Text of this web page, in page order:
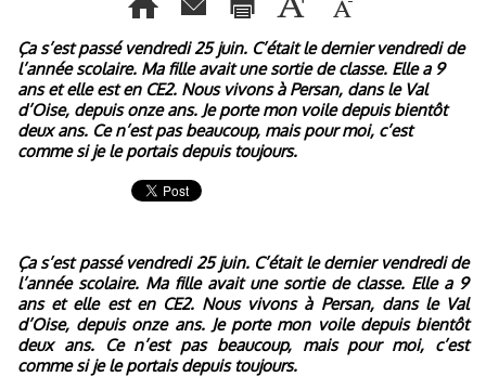
Ça s’est passé vendredi 25 juin. C’était le dernier vendredi de
l’année scolaire. Ma fille avait une sortie de classe. Elle a 9
ans et elle est en CE2. Nous vivons à Persan, dans le Val
d’Oise, depuis onze ans. Je porte mon voile depuis bientôt
deux ans. Ce n’est pas beaucoup, mais pour moi, c’est
comme si je le portais depuis toujours.
Ça s’est passé vendredi 25 juin. C’était le dernier vendredi de
l’année scolaire. Ma fille avait une sortie de classe. Elle a 9
ans et elle est en CE2. Nous vivons à Persan, dans le Val
d’Oise, depuis onze ans. Je porte mon voile depuis bientôt
deux ans. Ce n’est pas beaucoup, mais pour moi, c’est
comme si je le portais depuis toujours.